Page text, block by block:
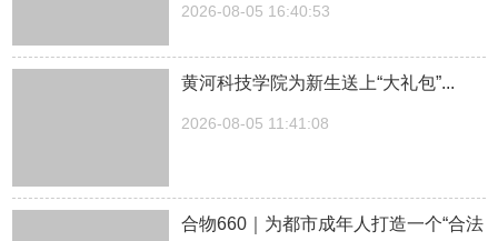
2026-08-05 16:40:53
黄河科技学院为新生送上“大礼包”...
2026-08-05 11:41:08
合物660｜为都市成年人打造一个“合法